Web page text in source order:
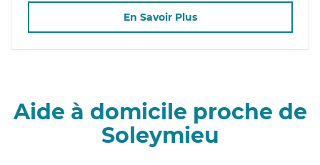
En Savoir Plus
Aide à domicile proche de
Soleymieu